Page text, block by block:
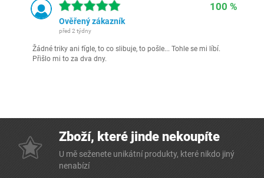
100 %
Ověřený zákazník
před 2 týdny
Žádné triky ani fígle, to co slibuje, to pošle... Tohle se mi líbí.
Přišlo mi to za dva dny.
Zboží, které jinde nekoupíte
U mě seženete unikátní produkty, které nikdo jiný
nenabízí